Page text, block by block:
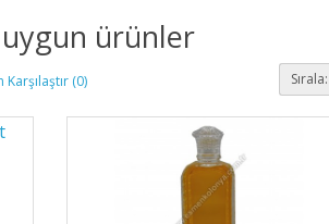
ürünler
Karşılaştır (0) Sırala: